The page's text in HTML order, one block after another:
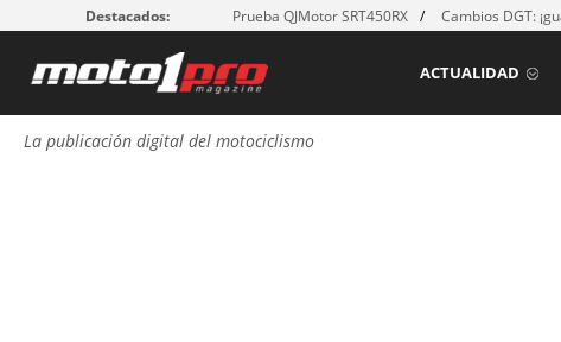
Destacados: Prueba QJMotor SRT450RX Cambios DGT:
ACTUALIDAD
La publicación digital del motociclismo